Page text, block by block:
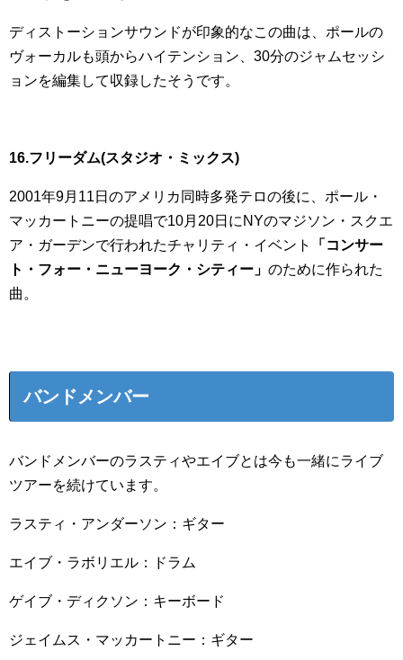
ディストーションサウンドが印象的なこの曲は、ポールの
ヴォーカルも頭からハイテンション、30分のジャムセッシ
ョンを編集して収録したそうです。
16.フリーダム(スタジオ・ミックス)
2001年9月11日のアメリカ同時多発テロの後に、ポール・
マッカートニーの提唱で10月20日にNYのマジソン・スクエ
ア・ガーデンで行われたチャリティ・イベント
「コンサー
ト・フォー・ニューヨーク・シティー」 のために作られた
曲。
バンドメンバー
バンドメンバーのラスティやエイブとは今も一緒にライブ
ツアーを続けています。
ラスティ・アンダーソン：ギター
エイブ・ラボリエル：ドラム
ゲイブ・ディクソン：キーボード
ジェイムス・マッカートニー：ギター